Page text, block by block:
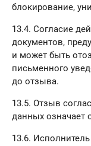
блокирование,
13.4. Согласие
документов,
и может быть
письменного
до отзыва.
13.5. Отзыв
данных означает
13.6.